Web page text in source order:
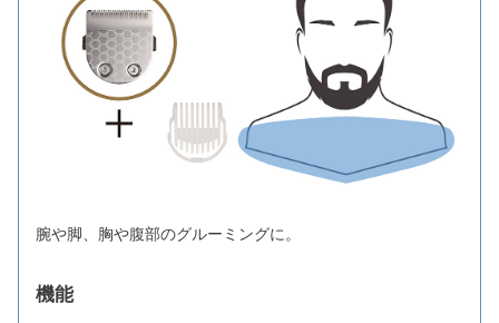
腕や脚、胸や腹部のグルーミングに。
機能